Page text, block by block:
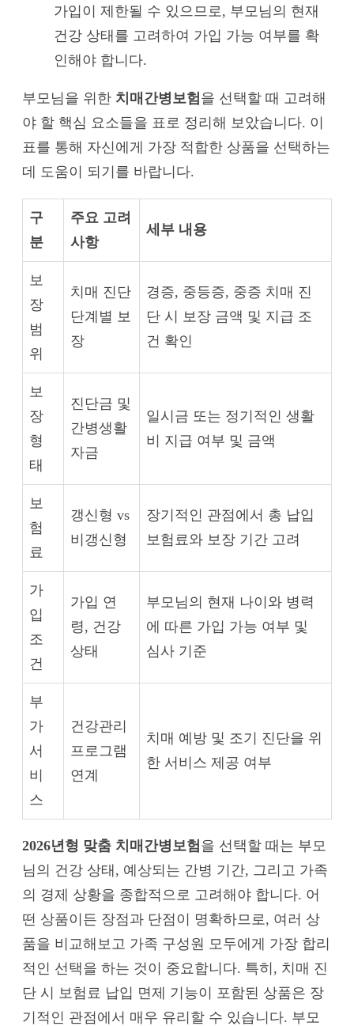
가입이 제한될 수 있으므로, 부모님의 현재
건강 상태를 고려하여 가입 가능 여부를 확
인해야 합니다.
부모님을 위한 치매간병보험을 선택할 때 고려해
야 할 핵심 요소들을 표로 정리해 보았습니다. 이
표를 통해 자신에게 가장 적합한 상품을 선택하는
데 도움이 되기를 바랍니다.
구
분
주요 고려
사항
세부 내용
보
장
범
위
치매 진단
단계별 보
장
경증, 중등증, 중증 치매 진
단 시 보장 금액 및 지급 조
건 확인
보
장
형
태
진단금 및
간병생활
자금
일시금 또는 정기적인 생활
비 지급 여부 및 금액
보
험
료
갱신형 vs
비갱신형
장기적인 관점에서 총 납입
보험료와 보장 기간 고려
가
입
조
건
가입 연
령, 건강
상태
부모님의 현재 나이와 병력
에 따른 가입 가능 여부 및
심사 기준
부
가
서
비
스
건강관리
프로그램
연계
치매 예방 및 조기 진단을 위
한 서비스 제공 여부
2026년형 맞춤 치매간병보험을 선택할 때는 부모
님의 건강 상태, 예상되는 간병 기간, 그리고 가족
의 경제 상황을 종합적으로 고려해야 합니다. 어
떤 상품이든 장점과 단점이 명확하므로, 여러 상
품을 비교해보고 가족 구성원 모두에게 가장 합리
적인 선택을 하는 것이 중요합니다. 특히, 치매 진
단 시 보험료 납입 면제 기능이 포함된 상품은 장
기적인 관점에서 매우 유리할 수 있습니다. 부모